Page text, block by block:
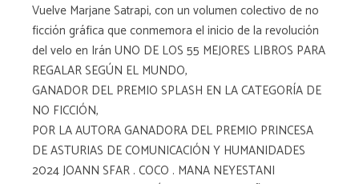
Vuelve Marjane Satrapi, con un volumen colectivo de no
ficción gráfica que conmemora el inicio de la revolución
del velo en Irán UNO DE LOS 55 MEJORES LIBROS PARA
REGALAR SEGÚN EL MUNDO,
GANADOR DEL PREMIO SPLASH EN LA CATEGORÍA DE
NO FICCIÓN,
POR LA AUTORA GANADORA DEL PREMIO PRINCESA
DE ASTURIAS DE COMUNICACIÓN Y HUMANIDADES
2024 JOANN SFAR . COCO . MANA NEYESTANI